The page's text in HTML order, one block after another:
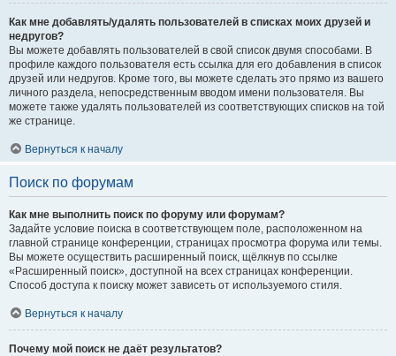
Как мне добавлять/удалять пользователей в списках моих друзей и
недругов?
Вы можете добавлять пользователей в свой список двумя способами. В
профиле каждого пользователя есть ссылка для его добавления в список
друзей или недругов. Кроме того, вы можете сделать это прямо из вашего
личного раздела, непосредственным вводом имени пользователя. Вы
можете также удалять пользователей из соответствующих списков на той
же странице.
Вернуться к началу
Поиск по форумам
Как мне выполнить поиск по форуму или форумам?
Задайте условие поиска в соответствующем поле, расположенном на
главной странице конференции, страницах просмотра форума или темы.
Вы можете осуществить расширенный поиск, щёлкнув по ссылке
«Расширенный поиск», доступной на всех страницах конференции.
Способ доступа к поиску может зависеть от используемого стиля.
Вернуться к началу
Почему мой поиск не даёт результатов?